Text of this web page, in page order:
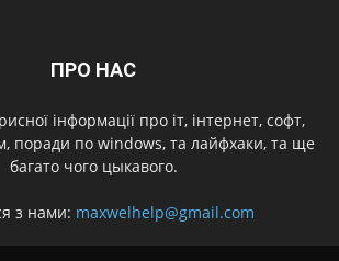
ПРО НАС
інформації про іт, інтернет, софт,
поради по windows, та лайфхаки, та ще
багато чого цыкавого.
з нами: maxwelhelp@gmail.com